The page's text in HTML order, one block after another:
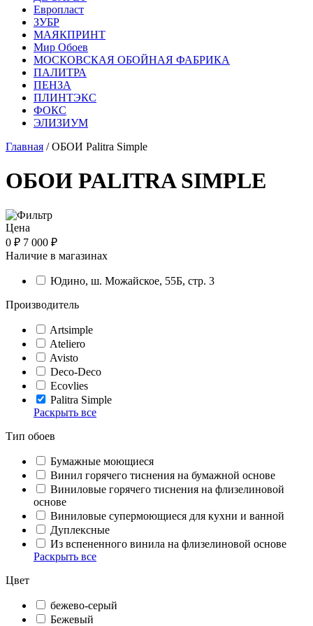
Европласт
ЗУБР
МАЯКПРИНТ
Мир Обоев
МОСКОВСКАЯ ОБОЙНАЯ ФАБРИКА
ПАЛИТРА
ПЕНЗА
ПЛИНТЭКС
ФОКС
ЭЛИЗИУМ
Главная / ОБОИ Palitra Simple
ОБОИ PALITRA SIMPLE
Цена
0 ₽ 7 000 ₽
Наличие в магазинах
Юдино, ш. Можайское, 55Б, стр. 3
Производитель
Artsimple
Ateliero
Avisto
Deco-Deco
Ecovlies
Palitra Simple
Раскрыть все
Тип обоев
Бумажные моющиеся
Винил горячего тиснения на бумажной основе
Виниловые горячего тиснения на флизелиновой
основе
Виниловые супермоющиеся для кухни и ванной
Дуплексные
Из вспененного винила на флизелиновой основе
Раскрыть все
Цвет
бежево-серый
Бежевый